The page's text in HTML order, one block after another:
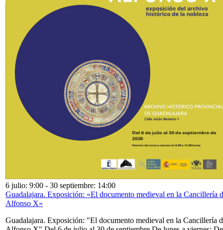
6 julio: 9:00 - 30 septiembre: 14:00
Guadalajara. Exposición: «El documento medieval en la Cancillería
Alfonso X»
Guadalajara. Exposición: "El documento medieval en la Cancillería